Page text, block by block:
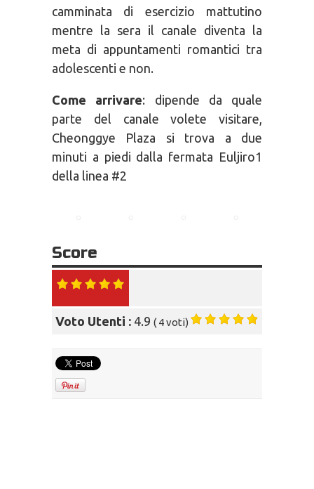
camminata di esercizio mattutino
mentre la sera il canale diventa la
meta di appuntamenti romantici tra
adolescenti e non.
Come arrivare: dipende da quale
parte del canale volete visitare,
Cheonggye Plaza si trova a due
minuti a piedi dalla fermata Euljiro1
della linea #2
Score
Voto Utenti : 4.9 ( 4voti)